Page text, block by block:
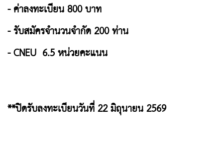
- ค่าลงทะเบียน 800 บาท
- รับสมัครจำนวนจำกัด 200 ท่าน
- CNEU 6.5 หน่วยคะแนน
**ปิดรับลงทะเบียนวันที่ 22 มิถุนายน 2569